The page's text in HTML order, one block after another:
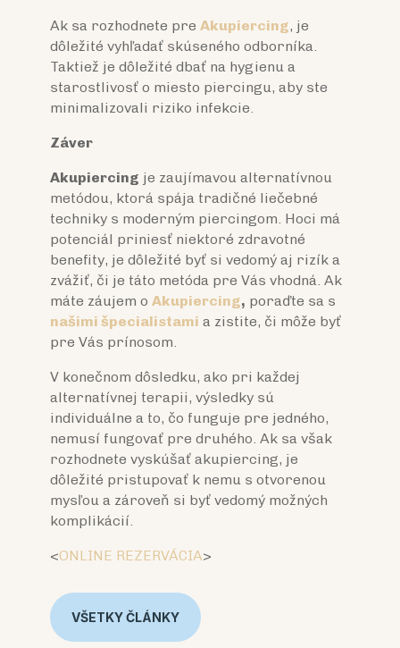
Ak sa rozhodnete pre Akupiercing, je
dôležité vyhľadať skúseného odborníka.
Taktiež je dôležité dbať na hygienu a
starostlivosť o miesto piercingu, aby ste
minimalizovali riziko infekcie.
Záver
Akupiercing je zaujímavou alternatívnou
metódou, ktorá spája tradičné liečebné
techniky s moderným piercingom. Hoci má
potenciál priniesť niektoré zdravotné
benefity, je dôležité byť si vedomý aj rizík a
zvážiť, či je táto metóda pre Vás vhodná. Ak
máte záujem o Akupiercing, poraďte sa s
našimi špecialistami a zistite, či môže byť
pre Vás prínosom.
V konečnom dôsledku, ako pri každej
alternatívnej terapii, výsledky sú
individuálne a to, čo funguje pre jedného,
nemusí fungovať pre druhého. Ak sa však
rozhodnete vyskúšať akupiercing, je
dôležité pristupovať k nemu s otvorenou
mysľou a zároveň si byť vedomý možných
komplikácií.
<ONLINE REZERVÁCIA>
VŠETKY ČLÁNKY